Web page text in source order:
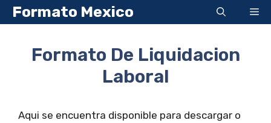
Saltar
al
Formato Mexico
Formato De Liquidacion
Laboral
Aqui se encuentra disponible para descargar o